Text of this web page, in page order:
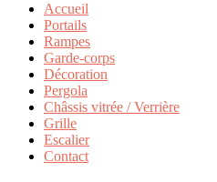
Accueil
Portails
Rampes
Garde-corps
Décoration
Pergola
Châssis vitrée / Verrière
Grille
Escalier
Contact